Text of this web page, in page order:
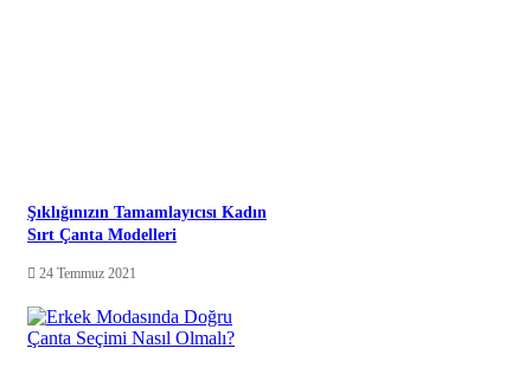
Şıklığınızın Tamamlayıcısı Kadın
Sırt Çanta Modelleri
24 Temmuz 2021